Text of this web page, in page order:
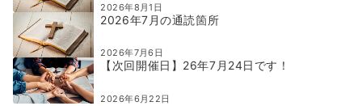
2026年8月1日
2026年7月の通読箇所
2026年7月6日
【次回開催日】26年7月24日です！
2026年6月22日